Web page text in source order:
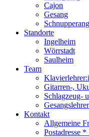
Cajon
Gesang
Standorte
Ingelheim
Wörrstadt
Saulheim
Team
Gitarren-,
Schlagzeug-
Kontakt
Allgemeine
Postadresse